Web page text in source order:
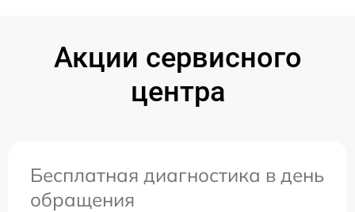
Акции сервисного
центра
Бесплатная диагностика в день
обращения